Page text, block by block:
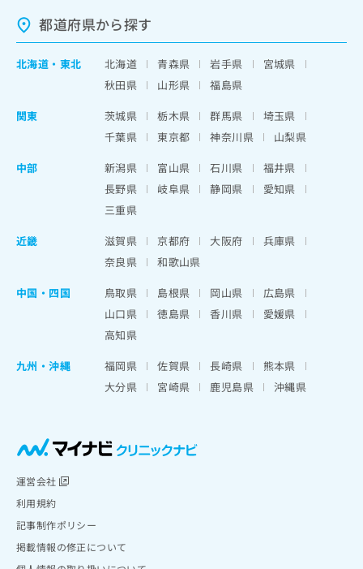
都道府県から探す
北海道 ・ 東北 北海道 青森県 岩手県
宮城県
秋田県
山形県
福島県
関東
茨城県 栃木県 群馬県
埼玉県
千葉県
東京都 神奈川県
山梨県
中部
新潟県 富山県 石川県
福井県
長野県
岐阜県 静岡県
愛知県
三重県
近畿
滋賀県 京都府 大阪府
兵庫県
奈良県
和歌山県
中国・四国
鳥取県 島根県 岡山県
広島県
山口県
徳島県 香川県
愛媛県
高知県
九州・沖縄
福岡県 佐賀県 長崎県
熊本県
大分県
宮崎県 鹿児島県 沖縄県
運営会社
利用規約
記事制作ポリシー
掲載情報の修正について